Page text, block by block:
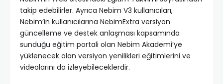
takip edebilirler. Ayrıca Nebim V3 kullanıcıları,
Nebim’in kullanıcılarına NebimExtra versiyon
güncelleme ve destek anlaşması kapsamında
sunduğu eğitim portali olan Nebim Akademi’ye
yüklenecek olan versiyon yenilikleri eğitimlerini ve
videolarını da izleyebileceklerdir.